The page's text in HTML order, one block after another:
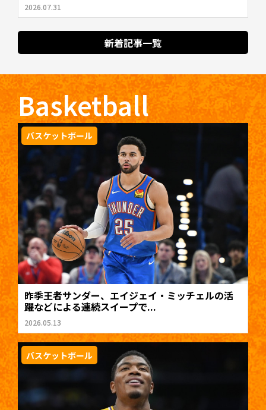
2026.07.31
新着記事一覧
Basketball
バスケットボール
昨季王者サンダー、エイジェイ・ミッチェルの活
躍などによる連続スイープで...
2026.05.13
バスケットボール